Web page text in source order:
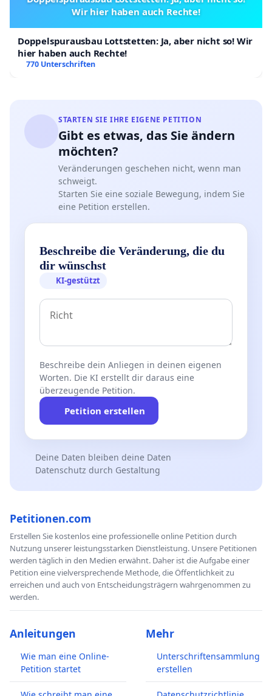
Wir hier haben auch Rechte!
Doppelspurausbau Lottstetten: Ja, aber nicht so! Wir
hier haben auch Rechte!
770 Unterschriften
STARTEN SIE IHRE EIGENE PETITION
Gibt es etwas, das Sie ändern
möchten?
Veränderungen geschehen nicht, wenn man
schweigt.
Starten Sie eine soziale Bewegung, indem Sie
eine Petition erstellen.
Beschreibe die Veränderung, die du
dir wünschst
KI-gestützt
Beschreibe dein Anliegen in deinen eigenen
Worten. Die KI erstellt dir daraus eine
überzeugende Petition.
Petition erstellen
Deine Daten bleiben deine Daten
Datenschutz durch Gestaltung
Petitionen.com
Erstellen Sie kostenlos eine professionelle online Petition durch
Nutzung unserer leistungsstarken Dienstleistung. Unsere Petitionen
werden täglich in den Medien erwähnt. Daher ist die Aufgabe einer
Petition eine vielversprechende Methode, die Öffentlichkeit zu
erreichen und auch von Entscheidungsträgern wahrgenommen zu
werden.
Anleitungen
Wie man eine Online-
Petition startet
Mehr
Unterschriftensammlung
erstellen